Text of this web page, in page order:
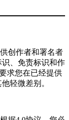
创作者和署名者
、免责标识和作
求您在已经提供
轻微差别。